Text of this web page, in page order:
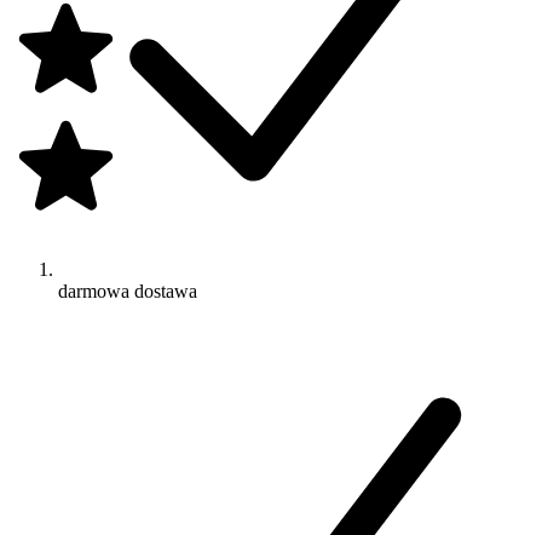
darmowa dostawa